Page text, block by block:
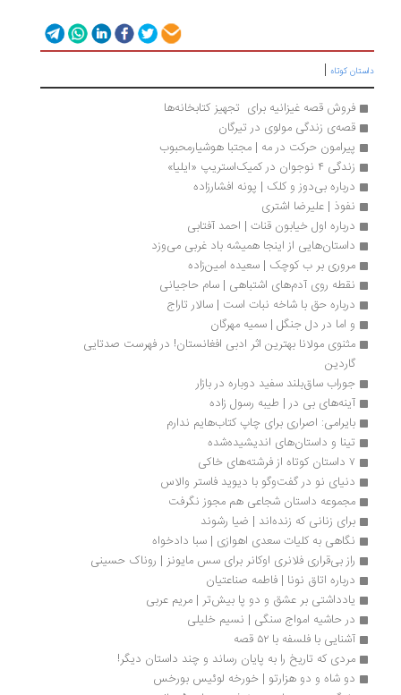
داستان کوتاه |
فروش قصه غیزانیه برای  تجهیز کتابخانه‌ها
قصه‌ی زندگی مولوی در تیرگان
پیرامون حرکت در مه | مجتبا هوشیارمحبوب
زندگی ۴ نوجوان در کمیک‌استریپ «ایلیا»
درباره بی‌دوز و کلک | پونه افشارزاده
نفوذ | علیرضا اشتری
درباره اول خیابون قنات | احمد آفتابی
داستان‌هایی از اینجا همیشه باد غربی می‌وزد
مروری بر ب کوچک | سعیده امین‌زاده
نقطه روی آدم‌های اشتباهی | سام حاجیانی
درباره حق با شاخه نبات است | سالار تاراج
و اما در دل جنگل | سمیه مهرگان
گاردین
جوراب ساق‌بلند سفید دوباره در بازار
آینه‌های بی در | طیبه رسول زاده
بایرامی: اصراری برای چاپ کتاب‌هایم ندارم
تینا و داستان‌های اندیشیده‌شده
۷ داستان کوتاه از فرشته‌های خاکى
دنیای نو در گفت‌وگو با دیوید فاستر والاس
مجموعه داستان شجاعی هم مجوز نگرفت
برای زنانی که زنده‌اند | ضیا رشوند
نگاهی به کلیات سعدی اهوازی | سبا دادخواه
راز بی‌قراری فلانری اوکانر برای سس مایونز | روناک حسینی
درباره اتاق نونا | فاطمه صناعتیان
یادداشتی بر عشق و دو پا بیش‌تر | مریم عربی
در حاشیه امواج سنگی | نسیم خلیلی
آشنایی با فلسفه با ۵۲ قصه
مردی که تاریخ را به پایان رساند و چند داستان دیگر!
دو شاه و دو هزارتو | خورخه لوئیس بورخس